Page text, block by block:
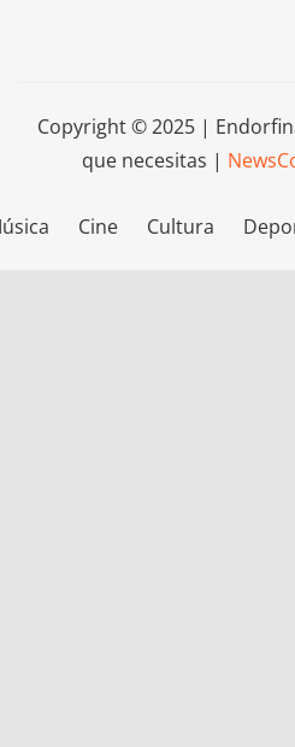
Cultura